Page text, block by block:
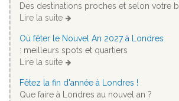
Des destinations proches et selon votre
Lire la suite
Où fêter le Nouvel An 2027 à Londres
: meilleurs spots et quartiers
Lire la suite
Fêtez la fin d'année à Londres !
Que faire à Londres au nouvel an ?